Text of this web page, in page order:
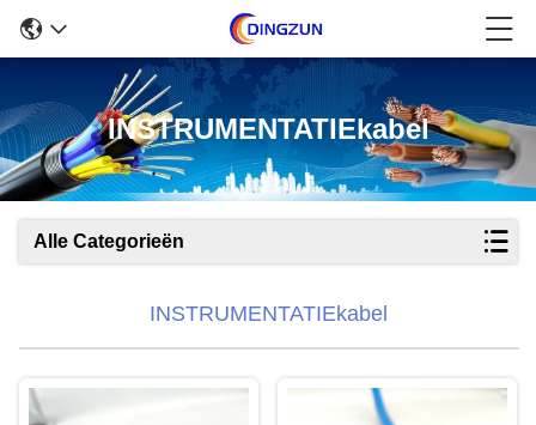
INSTRUMENTATIEkabel
Alle Categorieën
INSTRUMENTATIEkabel